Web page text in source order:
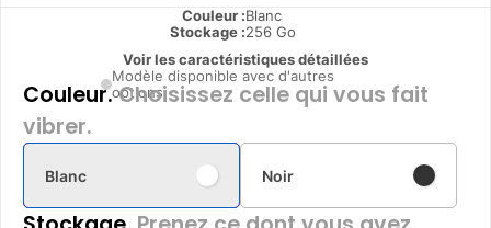
Couleur :Blanc
Stockage :256 Go
Voir les caractéristiques détaillées
Modèle disponible avec d'autres
options
Couleur.Choisissez celle qui vous fait
vibrer.
Blanc Noir